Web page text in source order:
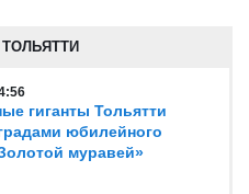
гиганты Тольятти
юбилейного
муравей»